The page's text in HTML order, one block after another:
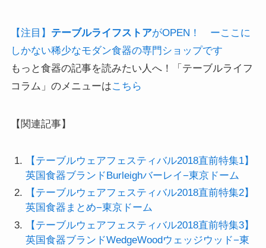
【注目】 テーブルライフストアがOPEN！ ーここに
しかない稀少なモダン食器の専門ショップです
もっと食器の記事を読みたい人へ！「テーブルライフ
コラム」のメニューはこちら
【関連記事】
【テーブルウェアフェスティバル2018直前特集1】
英国食器ブランドBurleighバーレイ−東京ドーム
【テーブルウェアフェスティバル2018直前特集2】
英国食器まとめ−東京ドーム
【テーブルウェアフェスティバル2018直前特集3】
英国食器ブランドWedgeWoodウェッジウッド−東